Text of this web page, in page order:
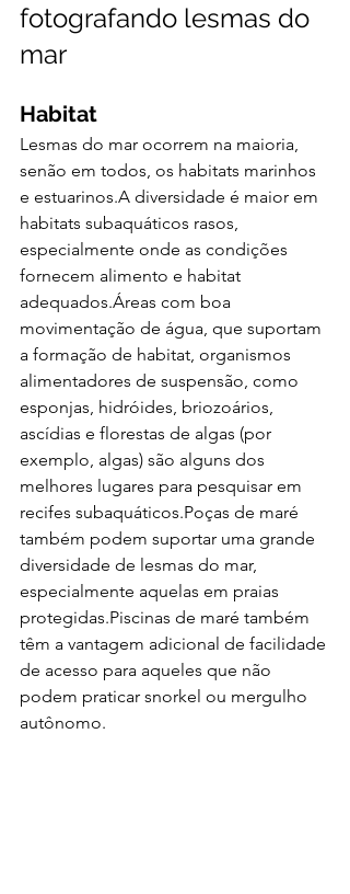
fotografando lesmas do
mar
Habitat
Lesmas do mar ocorrem na maioria,
senão em todos, os habitats marinhos
e estuarinos.A diversidade é maior em
habitats subaquáticos rasos,
especialmente onde as condições
fornecem alimento e habitat
adequados.Áreas com boa
movimentação de água, que suportam
a formação de habitat, organismos
alimentadores de suspensão, como
esponjas, hidróides, briozoários,
ascídias e florestas de algas (por
exemplo, algas) são alguns dos
melhores lugares para pesquisar em
recifes subaquáticos.Poças de maré
também podem suportar uma grande
diversidade de lesmas do mar,
especialmente aquelas em praias
protegidas.Piscinas de maré também
têm a vantagem adicional de facilidade
de acesso para aqueles que não
podem praticar snorkel ou mergulho
autônomo.